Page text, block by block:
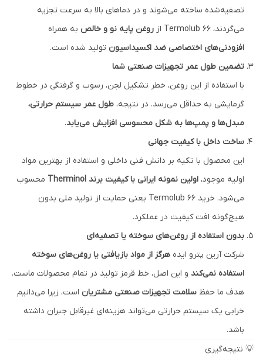
تصفیه‌شده ساخته می‌شوند و در دماهای بالا به سرعت تجزیه
می‌گردند، Termolub 66 از
روغن پایه نو و خالص به همراه
افزودنی‌های اختصاصی ضد اکسیداسیون تولید شده است.
تضمین طول عمر تجهیزات صنعتی شما
با استفاده از این روغن، خطر تشکیل لجن، رسوب و گرفتگی در خطوط
گرمایشی به حداقل می‌رسد. در نتیجه، طول عمر سیستم حرارتی،
مبدل‌ها و پمپ‌ها به شکل محسوسی افزایش می‌یابد.
ساخت داخل با کیفیت جهانی
این محصول با تکیه بر دانش فنی داخلی و استفاده از بهترین مواد
اولیه موجود، اولین نمونه ایرانی با کیفیت برند Therminol
محسوب
می‌شود. خرید Termolub 66 یعنی حمایت از تولید ملی بدون
هیچ‌گونه افت کیفیت در عملکرد.
بدون استفاده از روغن‌های سوخته یا تصفیه‌ای
شرکت آرین پترو ایده هرگز از مواد بازیافتی یا روغن‌های سوخته
استفاده نمی‌کند و این اصل، خط قرمز تولید در تمام محصولات ماست.
هدف ما حفظ سلامت تجهیزات صنعتی مشتریان است، زیرا می‌دانیم
خرابی یک سیستم حرارتی می‌تواند هزینه‌ای غیرقابل جبران داشته
باشد.
💡 نتیجه‌گیری